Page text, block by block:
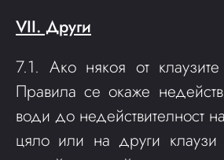
VII. Други
7.1. Ако някоя от
Правила се окаже
води до недействителност
цяло или на други клаузи